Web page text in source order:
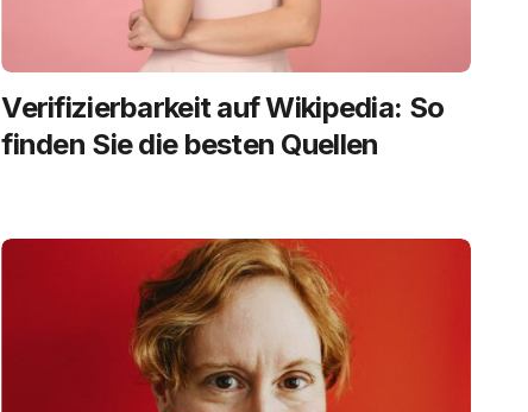
Verifizierbarkeit auf Wikipedia: So
finden Sie die besten Quellen